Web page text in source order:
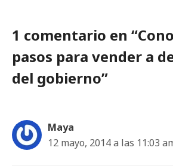
1 comentario en
pasos para vender a
del gobierno”
Maya
12 mayo, 2014 a las 11:03